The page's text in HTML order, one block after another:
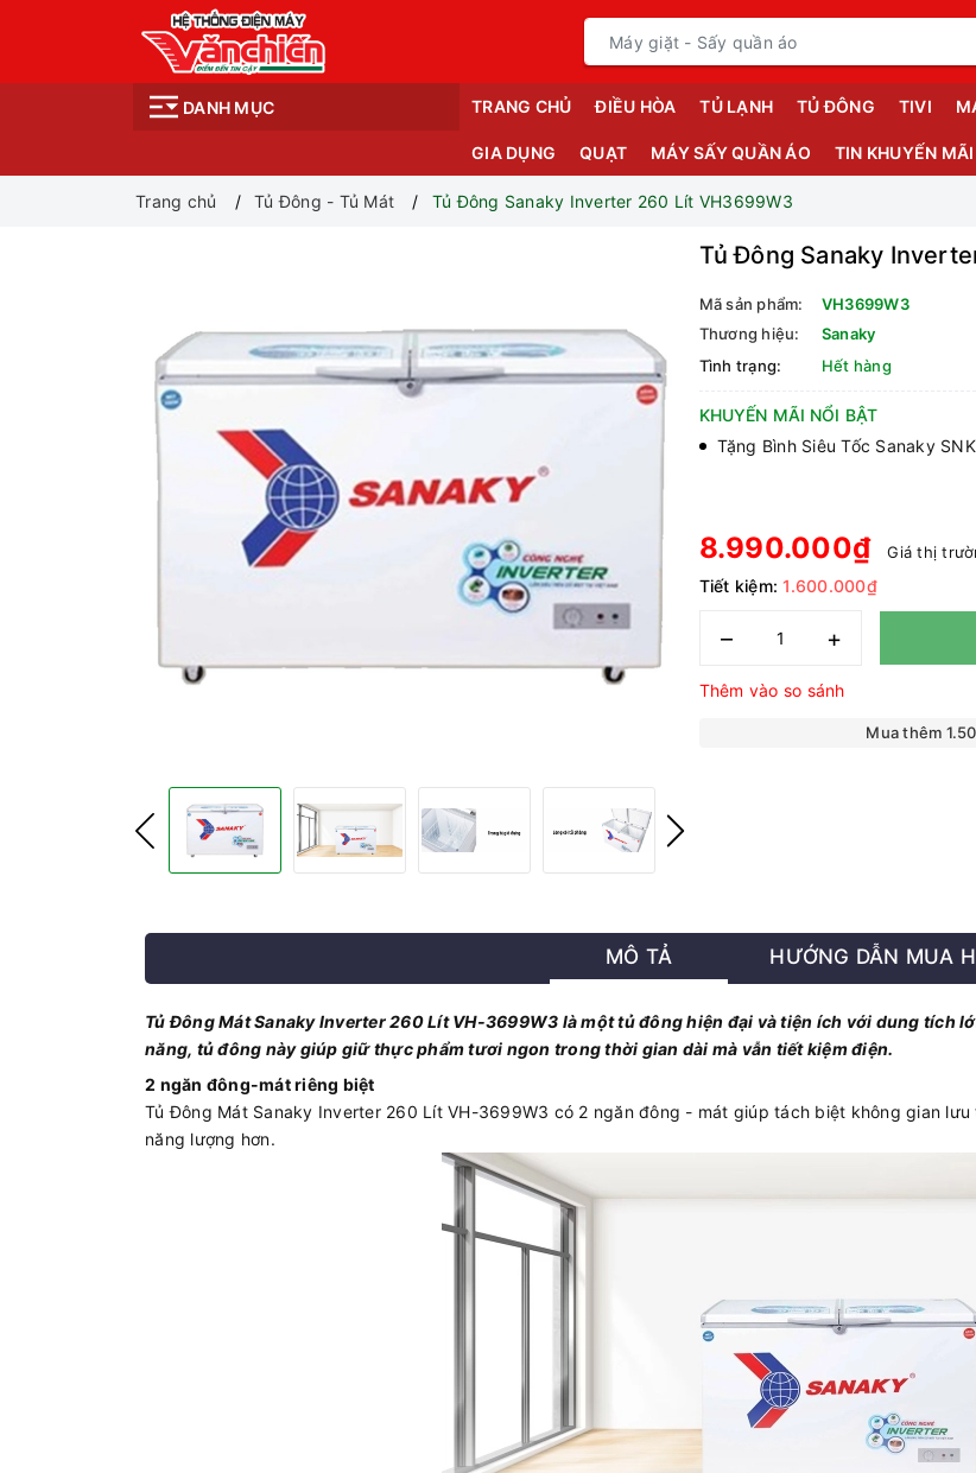
DANH MỤC TRANG CHỦ ĐIỀU HÒA TỦ LẠNH TỦ ĐÔNG TIVI
GIA DỤNG QUẠT MÁY SẤY QUẦN ÁO TIN KHUYẾN MÃI
Trang chủ Tủ Đông - Tủ Mát Tủ Đông Sanaky Inverter 260 Lít VH3699W3
Tủ Đông Sanaky
Mã sản phẩm:
VH3699W3
Thương hiệu:
Sanaky
Tình trạng:
Hết hàng
KHUYẾN MÃI NỔI BẬT
Tặng Bình Siêu Tốc Sanaky
8.990.000₫ Giá thị
Tiết kiệm:1.600.000₫
– +
Thêm vào so sánh
Mua thêm
MÔ TẢ HƯỚNG DẪN MUA
Tủ Đông Mát Sanaky Inverter 260 Lít VH-3699W3 là một tủ đông hiện đại và tiện ích với dung tích
năng, tủ đông này giúp giữ thực phẩm tươi ngon trong thời gian dài mà vẫn tiết kiệm điện.
2 ngăn đông-mát riêng biệt
Tủ Đông Mát Sanaky Inverter 260 Lít VH-3699W3 có 2 ngăn đông - mát giúp tách biệt không gian
năng lượng hơn.